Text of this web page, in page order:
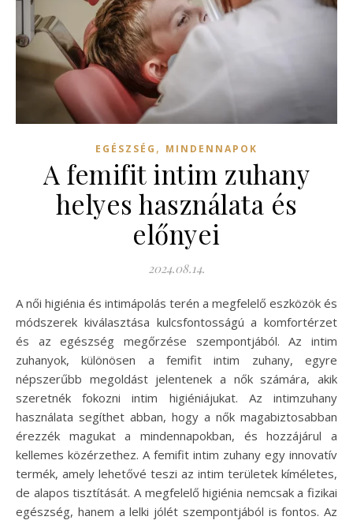
EGÉSZSÉG , MINDENNAPOK
A femifit intim zuhany
helyes használata és
előnyei
2024.08.14.
A női higiénia és intimápolás terén a megfelelő eszközök és
módszerek kiválasztása kulcsfontosságú a komfortérzet
és az egészség megőrzése szempontjából. Az intim
zuhanyok, különösen a femifit intim zuhany, egyre
népszerűbb megoldást jelentenek a nők számára, akik
szeretnék fokozni intim higiéniájukat. Az intimzuhany
használata segíthet abban, hogy a nők magabiztosabban
érezzék magukat a mindennapokban, és hozzájárul a
kellemes közérzethez. A femifit intim zuhany egy innovatív
termék, amely lehetővé teszi az intim területek kíméletes,
de alapos tisztítását. A megfelelő higiénia nemcsak a fizikai
egészség, hanem a lelki jólét szempontjából is fontos. Az